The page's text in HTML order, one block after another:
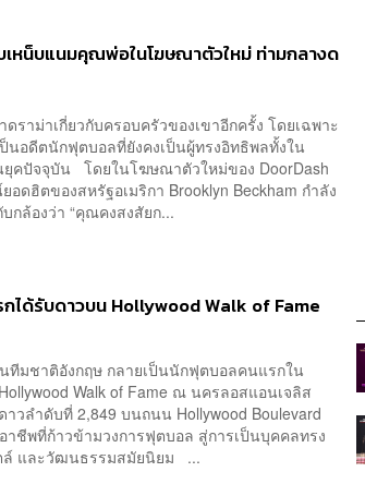
หน็บแนมคุณพ่อในโฆษณาตัวใหม่ ท่ามกลางด
ดราม่าเกี่ยวกับครอบครัวของเขาอีกครั้ง โดยเฉพาะ
นอดีตนักฟุตบอลที่ยังคงเป็นผู้ทรงอิทธิพลทั้งใน
ยุคปัจจุบัน โดยในโฆษณาตัวใหม่ของ DoorDash
ดฮิตของสหรัฐอเมริกา Brooklyn Beckham กำลัง
กล้องว่า “คุณคงสงสัยก...
กได้รับดาวบน Hollywood Walk of Fame
ทีมชาติอังกฤษ กลายเป็นนักฟุตบอลคนแรกใน
Walk of Fame ณ นครลอสแอนเจลิส
วลำดับที่ 2,849 บนถนน Hollywood Boulevard
าชีพที่ก้าวข้ามวงการฟุตบอล สู่การเป็นบุคคลทรง
ล์ และวัฒนธรรมสมัยนิยม ...